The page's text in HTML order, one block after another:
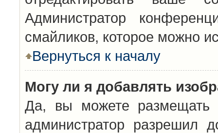
Администратор
смайликов, которое можно
Вернуться к началу
Могу ли я добавлять
Да, вы можете размещать
администратор разрешил